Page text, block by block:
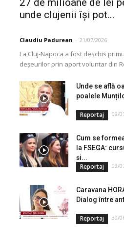
unde clujenii își pot...
Claudiu Padurean - 21/07/2026
La Cluj-Napoca a fost deschis
deșeurilor prin aport voluntar din
Unde se află
poalele
Reportaj 09/
Cum se
la FSEGA:
și...
Reportaj 09/
Caravana
Dialog între
Reportaj 30/